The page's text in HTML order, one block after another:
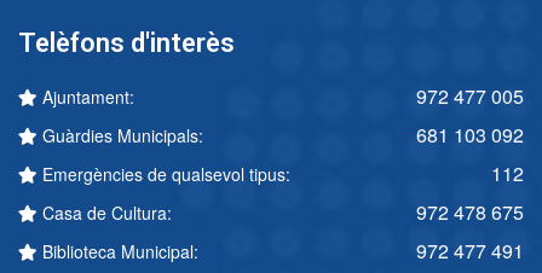
Telèfons d'interès
Ajuntament: 972 477 005
Guàrdies Municipals: 681 103 092
Emergències de qualsevol tipus: 112
Casa de Cultura: 972 478 675
Biblioteca Municipal: 972 477 491